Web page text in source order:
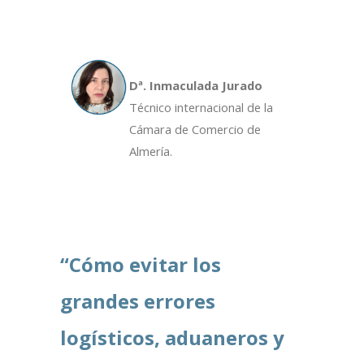
Dª. Inmaculada Jurado
Técnico internacional de la
Cámara de Comercio de
Almería.
“Cómo evitar los
grandes errores
logísticos, aduaneros y